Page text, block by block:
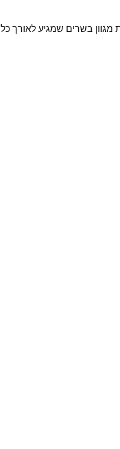
בשרים שמגיע לאורך